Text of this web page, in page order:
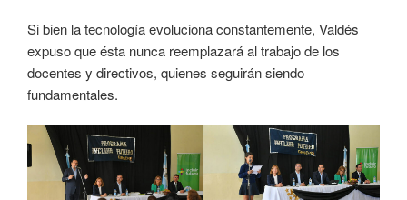
Si bien la tecnología evoluciona constantemente, Valdés
expuso que ésta nunca reemplazará al trabajo de los
docentes y directivos, quienes seguirán siendo
fundamentales.